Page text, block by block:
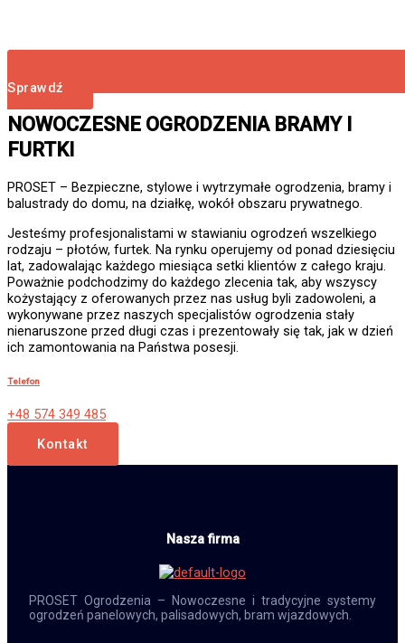
Sprawdź
NOWOCZESNE OGRODZENIA BRAMY I
FURTKI
PROSET – Bezpieczne, stylowe i wytrzymałe ogrodzenia, bramy i
balustrady do domu, na działkę, wokół obszaru prywatnego.
Jesteśmy profesjonalistami w stawianiu ogrodzeń wszelkiego
rodzaju – płotów, furtek. Na rynku operujemy od ponad dziesięciu
lat, zadowalając każdego miesiąca setki klientów z całego kraju.
Poważnie podchodzimy do każdego zlecenia tak, aby wszyscy
kożystający z oferowanych przez nas usług byli zadowoleni, a
wykonywane przez naszych specjalistów ogrodzenia stały
nienaruszone przed długi czas i prezentowały się tak, jak w dzień
ich zamontowania na Państwa posesji.
Telefon
+48 574 349 485
Kontakt
Nasza firma
PROSET Ogrodzenia – Nowoczesne i tradycyjne systemy
ogrodzeń panelowych, palisadowych, bram wjazdowych.